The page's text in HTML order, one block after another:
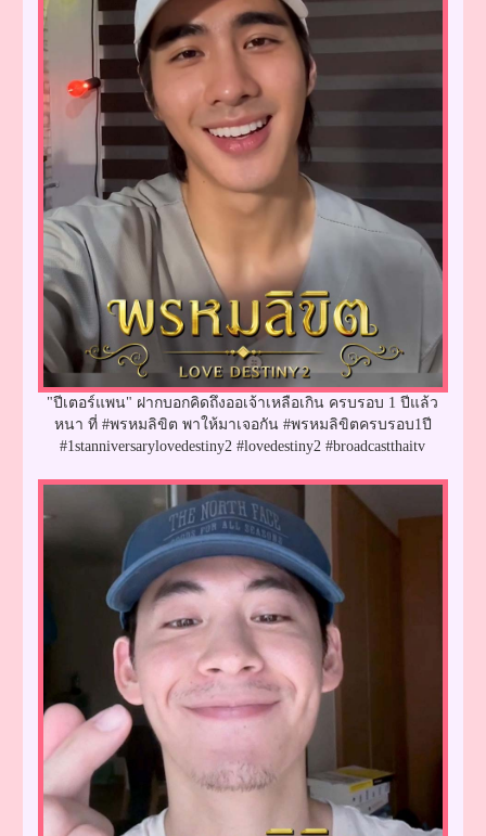
"ปีเตอร์แพน" ฝากบอกคิดถึงออเจ้าเหลือเกิน ครบรอบ 1 ปีแล้ว
หนา ที่ #พรหมลิขิต พาให้มาเจอกัน #พรหมลิขิตครบรอบ1ปี
#1stanniversarylovedestiny2 #lovedestiny2 #broadcastthaitv